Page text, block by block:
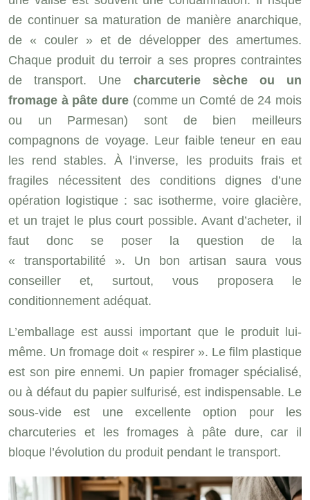
de continuer sa maturation de manière anarchique,
de « couler » et de développer des amertumes.
Chaque produit du terroir a ses propres contraintes
de transport. Une charcuterie sèche ou un
fromage à pâte dure (comme un Comté de 24 mois
ou un Parmesan) sont de bien meilleurs
compagnons de voyage. Leur faible teneur en eau
les rend stables. À l’inverse, les produits frais et
fragiles nécessitent des conditions dignes d’une
opération logistique : sac isotherme, voire glacière,
et un trajet le plus court possible. Avant d’acheter, il
faut donc se poser la question de la
« transportabilité ». Un bon artisan saura vous
conseiller et, surtout, vous proposera le
conditionnement adéquat.
L’emballage est aussi important que le produit lui-
même. Un fromage doit « respirer ». Le film plastique
est son pire ennemi. Un papier fromager spécialisé,
ou à défaut du papier sulfurisé, est indispensable. Le
sous-vide est une excellente option pour les
charcuteries et les fromages à pâte dure, car il
bloque l’évolution du produit pendant le transport.